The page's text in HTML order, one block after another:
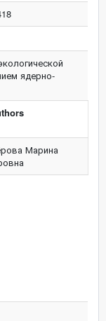
ядерно-
Марина